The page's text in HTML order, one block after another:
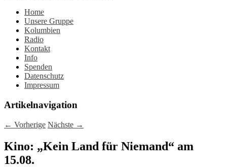
Home
Unsere Gruppe
Kolumbien
Radio
Kontakt
Info
Spenden
Datenschutz
Impressum
Artikelnavigation
← Vorherige Nächste →
Kino: „Kein Land für Niemand“ am
15.08.